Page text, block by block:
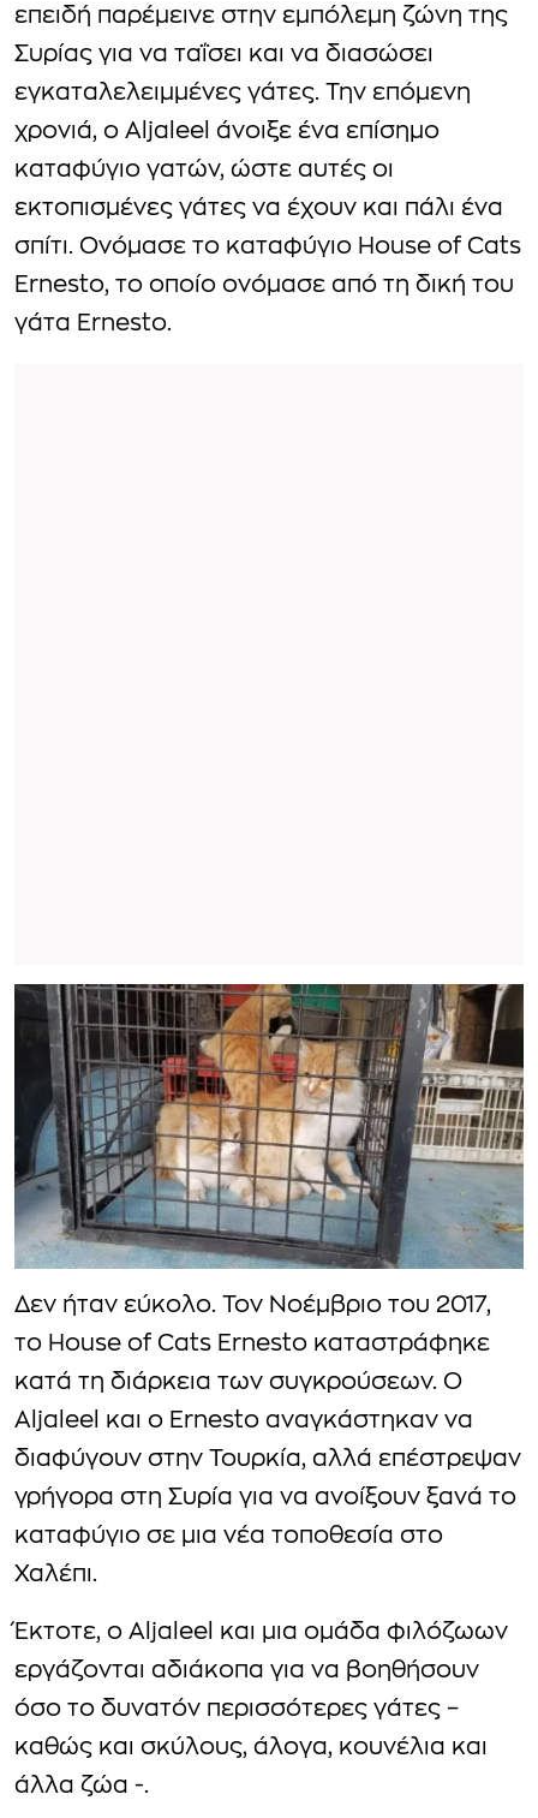
επειδή παρέμεινε στην εμπόλεμη ζώνη της
Συρίας για να ταΐσει και να διασώσει
εγκαταλελειμμένες γάτες. Την επόμενη
χρονιά, ο Aljaleel άνοιξε ένα επίσημο
καταφύγιο γατών, ώστε αυτές οι
εκτοπισμένες γάτες να έχουν και πάλι ένα
σπίτι. Ονόμασε το καταφύγιο House of Cats
Ernesto, το οποίο ονόμασε από τη δική του
γάτα Ernesto.
Δεν ήταν εύκολο. Τον Νοέμβριο του 2017,
το House of Cats Ernesto καταστράφηκε
κατά τη διάρκεια των συγκρούσεων. Ο
Aljaleel και ο Ernesto αναγκάστηκαν να
διαφύγουν στην Τουρκία, αλλά επέστρεψαν
γρήγορα στη Συρία για να ανοίξουν ξανά το
καταφύγιο σε μια νέα τοποθεσία στο
Χαλέπι.
Έκτοτε, ο Aljaleel και μια ομάδα φιλόζωων
εργάζονται αδιάκοπα για να βοηθήσουν
όσο το δυνατόν περισσότερες γάτες –
καθώς και σκύλους, άλογα, κουνέλια και
άλλα ζώα -.